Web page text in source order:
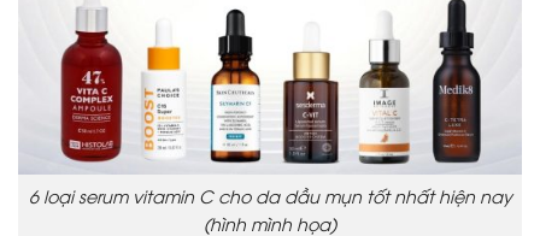
6 loại serum vitamin C cho da dầu mụn tốt nhất hiện nay
(hình mình họa)